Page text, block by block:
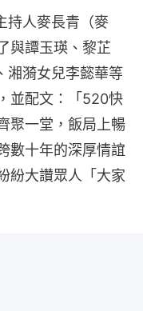
持人麥長青（麥
與譚玉瑛、黎芷
湘漪女兒李懿華等
並配文：「520快
聚一堂，飯局上暢
數十年的深厚情誼
紛大讚眾人「大家